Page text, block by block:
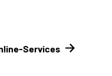
Services